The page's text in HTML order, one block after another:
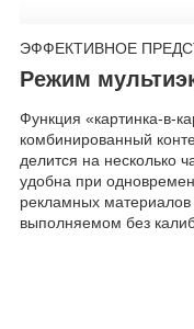
ЭФФЕКТИВНОЕ
Режим
Функция «картинка-в-
комбинированный
делится на несколько
удобна при
рекламных
выполняемом без